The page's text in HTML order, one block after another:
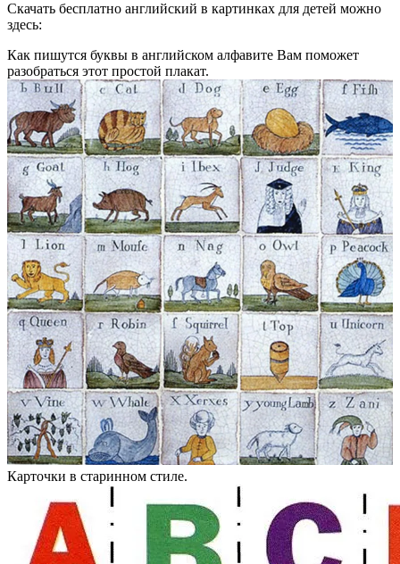
Скачать бесплатно английский в картинках для детей можно
здесь:
Как пишутся буквы в английском алфавите Вам поможет
разобраться этот простой плакат.
Карточки в старинном стиле.